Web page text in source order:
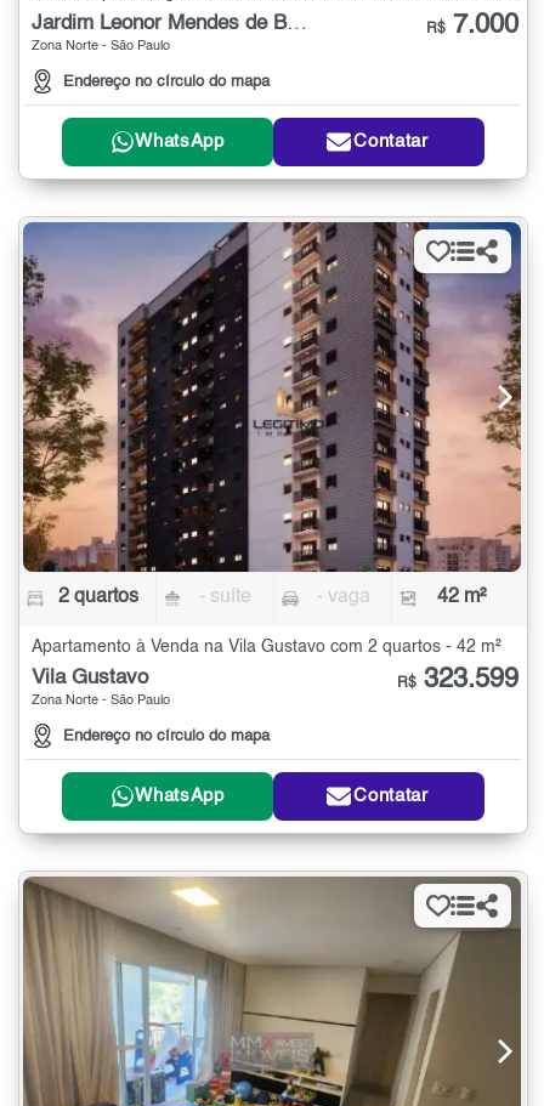
Jardim Leonor Mendes de Barros
Zona Norte - São Paulo
Endereço no círculo do mapa
R$ 7.000
WhatsApp Contatar
2 quartos - suíte - vaga 42 m²
Apartamento à Venda na Vila Gustavo com 2 quartos - 42 m²
Vila Gustavo
Zona Norte - São Paulo
Endereço no círculo do mapa
R$ 323.599
WhatsApp Contatar